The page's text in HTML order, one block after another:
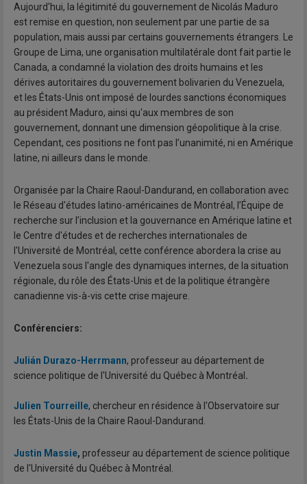
Aujourd'hui, la légitimité du gouvernement de Nicolás Maduro
est remise en question, non seulement par une partie de sa
population, mais aussi par certains gouvernements étrangers. Le
Groupe de Lima, une organisation multilatérale dont fait partie le
Canada, a condamné la violation des droits humains et les
dérives autoritaires du gouvernement bolivarien du Venezuela,
et les États-Unis ont imposé de lourdes sanctions économiques
au président Maduro, ainsi qu'aux membres de son
gouvernement, donnant une dimension géopolitique à la crise.
Cependant, ces positions ne font pas l’unanimité, ni en Amérique
latine, ni ailleurs dans le monde.
Organisée par la Chaire Raoul-Dandurand, en collaboration avec
le Réseau d'études latino-américaines de Montréal, l’Équipe de
recherche sur l’inclusion et la gouvernance en Amérique latine et
le Centre d'études et de recherches internationales de
l'Université de Montréal, cette conférence abordera la crise au
Venezuela sous l'angle des dynamiques internes, de la situation
régionale, du rôle des États-Unis et de la politique étrangère
canadienne vis-à-vis cette crise majeure.
Conférenciers:
Julián Durazo-Herrmann, professeur au département de
science politique de l'Université du Québec à Montréal .
Julien Tourreille, chercheur en résidence à l'Observatoire sur
les États-Unis de la Chaire Raoul-Dandurand.
Justin Massie, professeur au département de science politique
de l'Université du Québec à Montréal.